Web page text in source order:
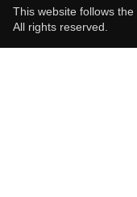
This website follows the
All rights reserved.